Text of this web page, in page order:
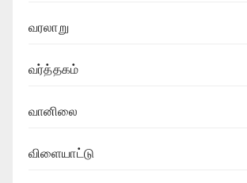
வரலாறு
வர்த்தகம்
வானிலை
விளையாட்டு